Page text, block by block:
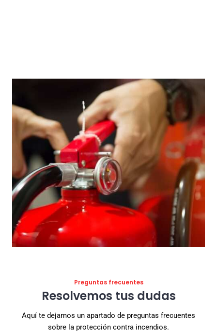
Preguntas frecuentes
Resolvemos tus dudas
Aquí te dejamos un apartado de preguntas frecuentes
sobre la protección contra incendios.